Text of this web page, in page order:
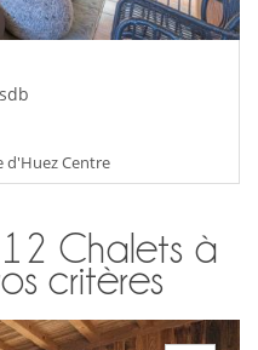
d'Huez Centre
Chalets à
critères